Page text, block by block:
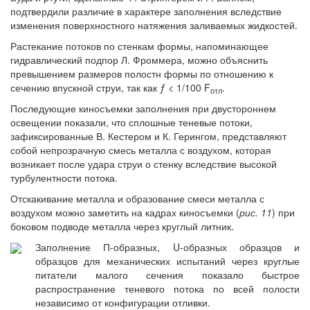
подтвердили различие в характере заполнения вследствие
изменения поверхностного натяжения заливаемых жидкостей.
Растекание потоков по стенкам формы, напоминающее
гидравлический подпор Л. Фроммера, можно объяснить
превышением размеров полостн формы по отношению к
сечению впускной струи, так как ƒ < 1/100 Fотл.
Последующие киносъемки заполнения при двустороннем
освещении показали, что сплошные теневые потоки,
зафиксированные В. Кестером и К. Герингом, представляют
собой непрозрачную смесь металла с воздухом, которая
возникает после удара струи о стенку вследствие высокой
турбулентности потока.
Отскакивание металла и образование смеси металла с
воздухом можно заметить на кадрах киносъемки (рис. 11) при
боковом подводе металла через круглый литник.
Заполнение П-образных, U-образных образцов и
образцов для механических испытаний через круглые
питатели малого сечения показало быстрое
распространение теневого потока по всей полости
независимо от конфигурации отливки.